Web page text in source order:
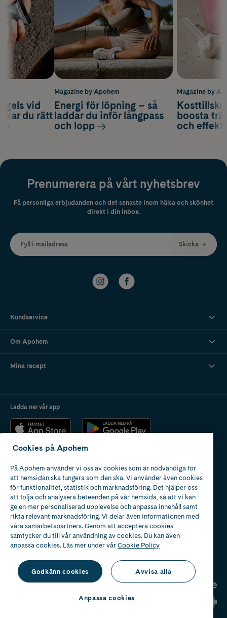
Magazine by
boosta
och
gels vid
du rätt
Magazine by Apohem
Energi för löpning – så
laddar du inför långpass
och lopp
Prenumerera på vårt nyhetsbrev
Få personliga erbjudanden och det senaste inom hälsa och skönhet
direkt i din inbox.
Fyll i mailadress Skicka
Kundservice
Om Apohem
Mina recept
Ladda ner vår app
Apotek med tillstånd
av Läkemedelsverket
Cookies på Apohem
På Apohem använder vi oss av cookies som är nödvändiga för
att hemsidan ska fungera som den ska. Vi använder även cookies
för funktionalitet, statistik och marknadsföring. Det hjälper oss
att följa och analysera beteenden på vår hemsida, så att vi kan
ge en mer personaliserad upplevelse och anpassa innehåll samt
rikta relevant marknadsföring. Vi delar även informationen med
våra samarbetspartners. Genom att acceptera cookies
samtycker du till vår användning av cookies. Du kan även
anpassa cookies. Läs mer under vårCookie Policy
Godkänn cookies Avvisa alla
Anpassa cookies